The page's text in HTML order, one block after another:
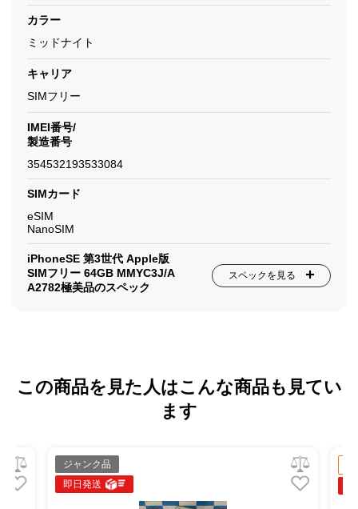
カラー
ミッドナイト
キャリア
SIMフリー
IMEI番号/
製造番号
354532193533084
SIMカード
eSIM
NanoSIM
iPhoneSE 第3世代 Apple版
SIMフリー 64GB MMYC3J/A
A2782極美品のスペック
スペックを見る
この商品を見た人はこんな商品も見てい
ます
ジャンク品
即日発送